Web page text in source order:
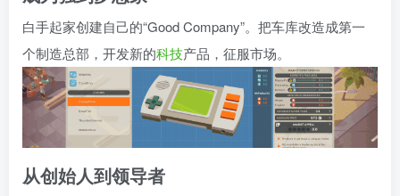
白手起家创建自己的“Good Company”。把车库改造成第一
个制造总部，开发新的科技产品，征服市场。
从创始人到领导者